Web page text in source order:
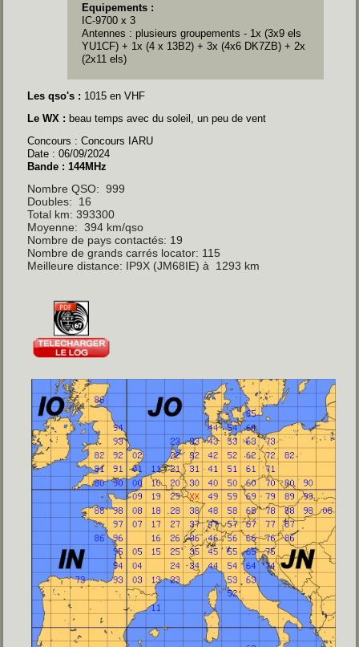
Equipements :
IC-9700 x 3
Antennes : plusieurs groupements - 1x (3x9 els
YU1CF) + 1x (4 x 13B2) + 3x (4x6 DK7ZB) + 2x
(2x11 els)
Les qso's : 1015 en VHF
Le WX :beau temps avec du soleil, un peu de vent
Concours : Concours IARU
Date : 06/09/2024
Bande : 144MHz
Nombre QSO: 999
Doubles: 16
Total km: 393300
Moyenne: 394 km/qso
Nombre de pays contactés: 19
Nombre de grands carrés locator: 115
Meilleure distance: IP9X (JM68IE) à 1293 km